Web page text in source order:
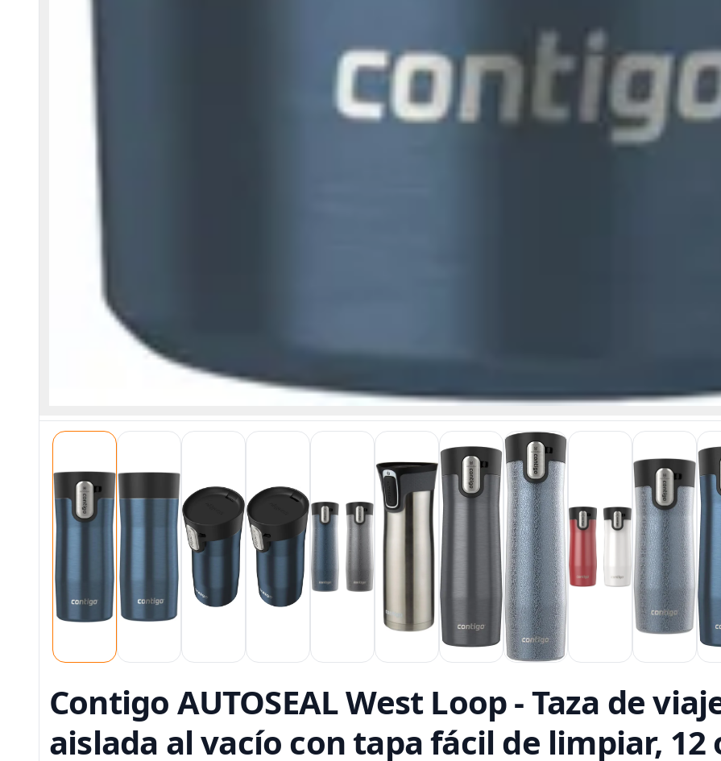
Contigo AUTOSEAL West Loop - Taza de
aislada al vacío con tapa fácil de limpiar, 12